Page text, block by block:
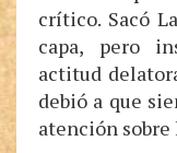
crítico. Sacó
capa, pero
actitud
debió a que
atención sobre